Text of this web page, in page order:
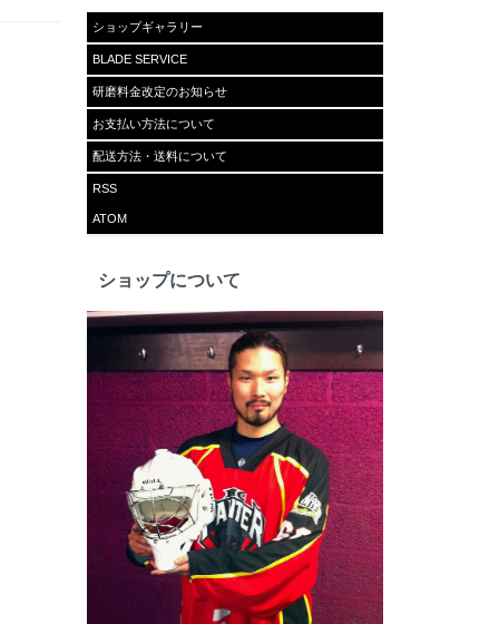
ショップギャラリー
BLADE SERVICE
研磨料金改定のお知らせ
お支払い方法について
配送方法・送料について
RSS
ATOM
ショップについて